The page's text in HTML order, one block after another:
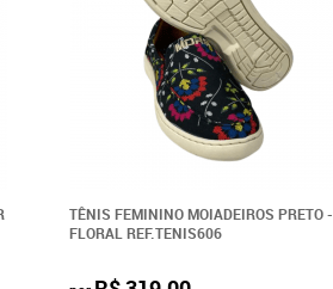
TÊNIS FEMININO MOIADEIROS PRETO -
FLORAL REF.TENIS606